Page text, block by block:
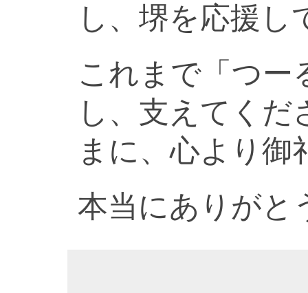
し、堺を応援し
これまで「つー
し、支えてく
まに、心より御
本当にありがと